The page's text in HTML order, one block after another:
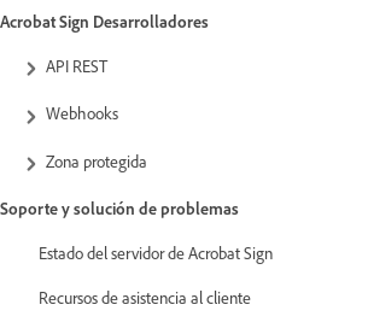
Acrobat Sign Desarrolladores
API REST
Webhooks
Zona protegida
Soporte y solución de problemas
Estado del servidor de Acrobat Sign
Recursos de asistencia al cliente